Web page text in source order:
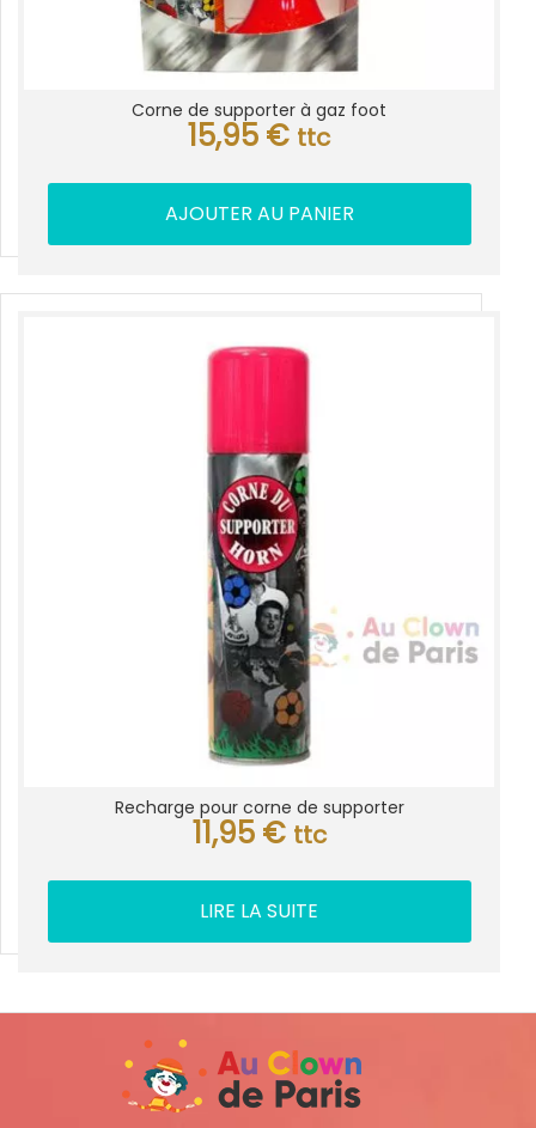
Corne de supporter à gaz foot
15,95 € ttc
AJOUTER AU PANIER
Recharge pour corne de supporter
11,95 € ttc
LIRE LA SUITE